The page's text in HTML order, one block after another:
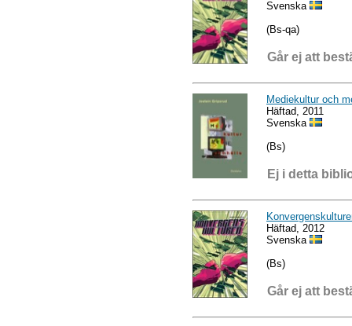
Svenska
(Bs-qa)
Går ej att
Mediekultur och
Häftad, 2011
Svenska
(Bs)
Ej i detta
Häftad, 2012
Svenska
(Bs)
Går ej att